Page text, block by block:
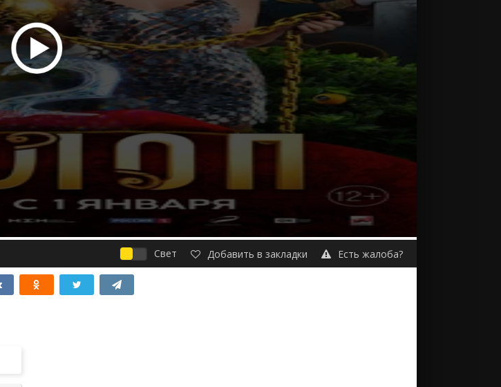
Свет Добавить в закладки Есть жалоба?